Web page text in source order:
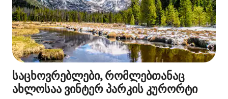
საცხოვრებლები, რომლებთანაც
ახლოსაა ვინტერ პარკის კურორტი